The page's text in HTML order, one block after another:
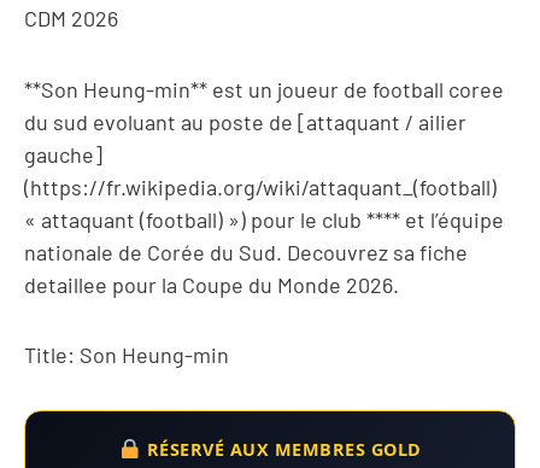
CDM 2026
**Son Heung-min** est un joueur de football coree
du sud evoluant au poste de [attaquant / ailier
gauche]
(https://fr.wikipedia.org/wiki/attaquant_(football)
« attaquant (football) ») pour le club **** et l’équipe
nationale de Corée du Sud. Decouvrez sa fiche
detaillee pour la Coupe du Monde 2026.
Title: Son Heung-min
RÉSERVÉ AUX MEMBRES GOLD